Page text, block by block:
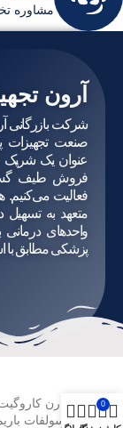
مشاوره
آرون
شرکت بازرگانی
صنعت تجهیزات
عنوان یک شریک
فروش طیف
فعالیت می‌کنیم.
متعهد به
واحدهای درمانی
پزشکی مطابق با
درن
سولفات
0